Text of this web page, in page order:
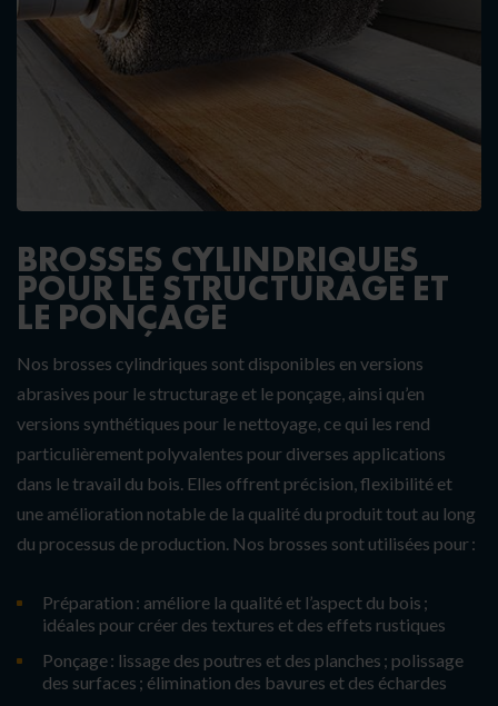
BROSSES CYLINDRIQUES
POUR LE STRUCTURAGE ET
LE PONÇAGE
Nos brosses cylindriques sont disponibles en versions
abrasives pour le structurage et le ponçage, ainsi qu’en
versions synthétiques pour le nettoyage, ce qui les rend
particulièrement polyvalentes pour diverses applications
dans le travail du bois. Elles offrent précision, flexibilité et
une amélioration notable de la qualité du produit tout au long
du processus de production. Nos brosses sont utilisées pour :
Préparation : améliore la qualité et l’aspect du bois ;
idéales pour créer des textures et des effets rustiques
Ponçage : lissage des poutres et des planches ; polissage
des surfaces ; élimination des bavures et des échardes